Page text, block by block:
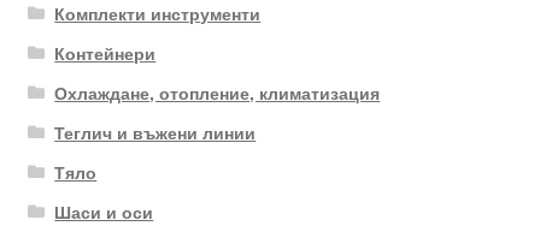
Комплекти инструменти
Контейнери
Охлаждане, отопление, климатизация
Теглич и въжени линии
Тяло
Шаси и оси